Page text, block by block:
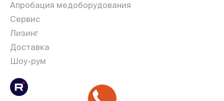
Апробация медоборудования
Сервис
Лизинг
Доставка
Шоу-рум